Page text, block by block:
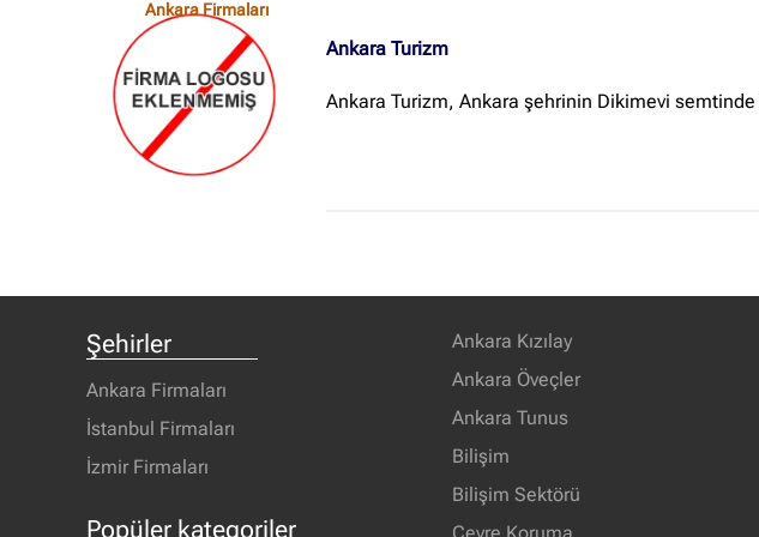
Ankara Firmaları
Ankara Turizm
Ankara Turizm, Ankara şehrinin Dikimevi
Şehirler
Ankara Firmaları
İstanbul Firmaları
İzmir Firmaları
Popüler kategoriler
Ankara Kızılay
Ankara Öveçler
Ankara Tunus
Bilişim
Bilişim Sektörü